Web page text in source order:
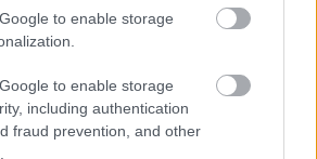
to enable storage
to enable storage
including authentication
fraud prevention, and other